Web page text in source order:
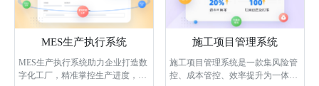
MES生产执行系统
MES生产执行系统助力企业打造数
字化工厂，精准掌控生产进度，合
施工项目管理系统
施工项目管理系统是一款集风险管
控、成本管控、效率提升为一体的